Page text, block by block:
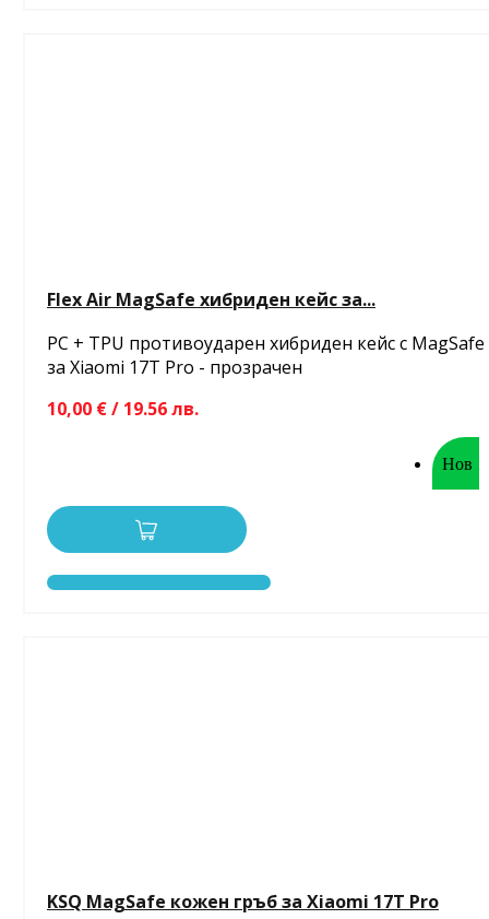
Flex Air MagSafe хибриден кейс за...
PC + TPU противоударен хибриден кейс с MagSafe
за Xiaomi 17T Pro - прозрачен
10,00 € / 19.56 лв.
Нов
KSQ MagSafe кожен гръб за Xiaomi 17T Pro